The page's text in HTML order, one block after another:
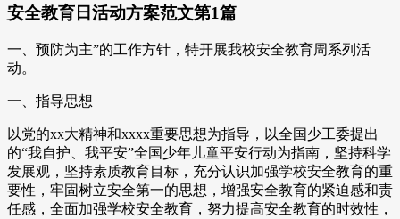
安全教育日活动方案范文第1篇
一、预防为主”的工作方针，特开展我校安全教育周系列活
动。
一、指导思想
以党的xx大精神和xxxx重要思想为指导，以全国少工委提出
的“我自护、我平安”全国少年儿童平安行动为指南，坚持科学
发展观，坚持素质教育目标，充分认识加强学校安全教育的重
要性，牢固树立安全第一的思想，增强安全教育的紧迫感和责
任感，全面加强学校安全教育，努力提高安全教育的时效性，